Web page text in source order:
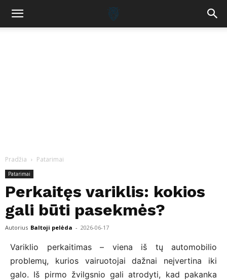
Pradžia Patarimai
Patarimai
Perkaitęs variklis: kokios
gali būti pasekmės?
Autorius Baltoji pelėda - 2026-06-17
Variklio perkaitimas – viena iš tų automobilio
problemų, kurios vairuotojai dažnai neįvertina iki
galo. Iš pirmo žvilgsnio gali atrodyti, kad pakanka